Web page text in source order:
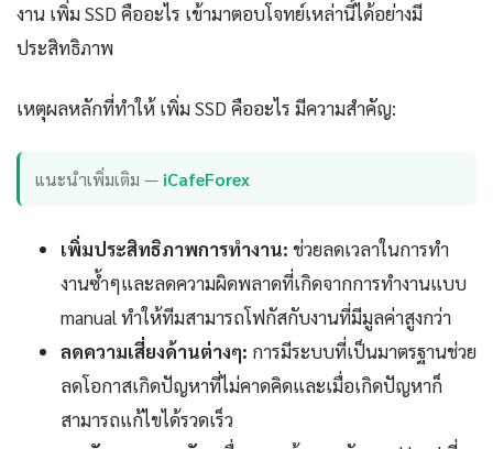
งาน เพิ่ม SSD คืออะไร เข้ามาตอบโจทย์เหล่านี้ได้อย่างมี
ประสิทธิภาพ
เหตุผลหลักที่ทำให้ เพิ่ม SSD คืออะไร มีความสำคัญ:
แนะนำเพิ่มเติม — iCafeForex
เพิ่มประสิทธิภาพการทำงาน: ช่วยลดเวลาในการทำ
งานซ้ำๆและลดความผิดพลาดที่เกิดจากการทำงานแบบ
manual ทำให้ทีมสามารถโฟกัสกับงานที่มีมูลค่าสูงกว่า
ลดความเสี่ยงด้านต่างๆ: การมีระบบที่เป็นมาตรฐานช่วย
ลดโอกาสเกิดปัญหาที่ไม่คาดคิดและเมื่อเกิดปัญหาก็
สามารถแก้ไขได้รวดเร็ว